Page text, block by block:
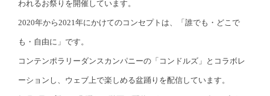
われるお祭りを開催しています。
2020年から2021年にかけてのコンセプトは、「誰でも・どこで
も・自由に」です。
コンテンポラリーダンスカンパニーの「コンドルズ」とコラボレ
ーションし、ウェブ上で楽しめる盆踊りを配信しています。